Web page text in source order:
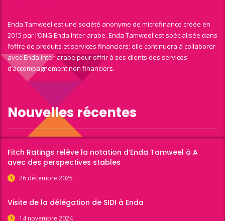
Enda Tamweel est une société anonyme de microfinance créée en
2015 par l’ONG Enda Inter-arabe. Enda Tamweel est spécialisée dans
l’offre de produits et services financiers; elle continuera à collaborer
avec Enda inter-arabe pour offrir à ses clients des services
d’accompagnement non financiers.
Nouvelles récentes
Fitch Ratings relève la notation d’Enda Tamweel à A
avec des perspectives stables
26 décembre 2025
Visite de la délégation de SIDI à Enda
14 novembre 2024